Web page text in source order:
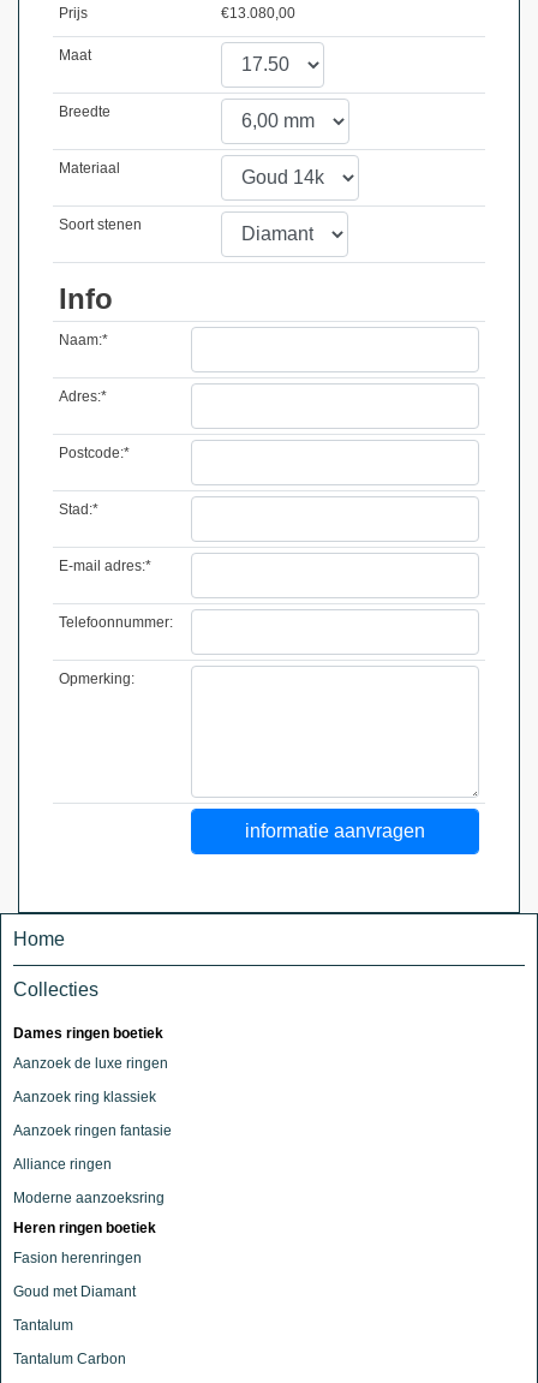
Prijs €13.080,00
Maat
Breedte
Materiaal
Soort stenen
Info
Naam:*
Adres:*
Postcode:*
Stad:*
E-mail adres:*
Telefoonnummer:
Opmerking:
Home
Collecties
Dames ringen boetiek
Aanzoek de luxe ringen
Aanzoek ring klassiek
Aanzoek ringen fantasie
Alliance ringen
Moderne aanzoeksring
Heren ringen boetiek
Fasion herenringen
Goud met Diamant
Tantalum
Tantalum Carbon